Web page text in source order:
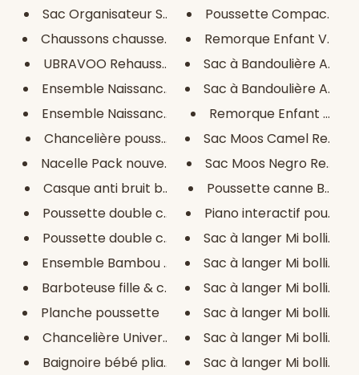
Sac Organisateur Sunveno™ pour...
Chaussons chaussettes pour béb...
UBRAVOO Rehausseur de Chaise
Ensemble Naissance Brassière, ...
Ensemble Naissance Brassière, ...
Chancelière poussette bébé YOY...
Nacelle Pack nouveau-né YOYA
Casque anti bruit bébé - Muffy...
Poussette double compacte Roug...
Poussette double compacte Gris...
Ensemble Bambou Douceur pour B...
Barboteuse fille & chaussure s...
Planche poussette
Chancelière Universelle
Baignoire bébé pliable avec ta...
Poussette Compacte
Remorque Enfant
Sac à Bandoulière
Sac à Bandoulière
Remorque Enfant
Sac Moos Camel
Sac Moos Negro
Poussette canne
Piano interactif pour
Sac à langer Mi bollito
Sac à langer Mi bollito
Sac à langer Mi bollito
Sac à langer Mi bollito
Sac à langer Mi bollito
Sac à langer Mi bollito